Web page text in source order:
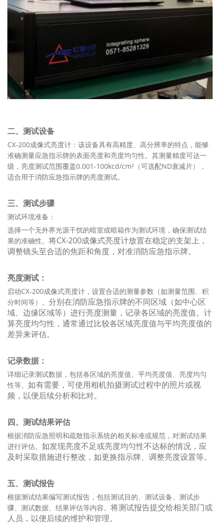
二、测试设备
CX-200成像式亮度计：该设备具有高精度、高分辨率的特点，能够
准确测量应急指示牌的表面亮度和亮度均匀性。其测量精度可达一
级，亮度测试范围覆盖0.001-100kcd/cm²（可选配ND衰减片），
适合用于消防应急指示牌的亮度测试。
三、测试步骤
测试环境准备：
选择一个无外界光源干扰的暗室或暗箱作为测试环境，确保测试结
果的准确性。 将CX-200成像式亮度计放置在稳定的支架上，
调整镜头至合适的焦距和角度，对准消防应急指示牌。
亮度测试：
启动CX-200成像式亮度计，设置合适的测量参数（如测量范围、积
分时间等）。 分别在消防应急指示牌的不同区域（如中心区
域、边缘区域等）进行亮度测量，记录各区域的亮度值。 计
算亮度均匀性，通常通过比较各区域亮度值与平均亮度值的
差异来评估。
记录数据：
详细记录测试数据，包括各区域的亮度值、平均亮度值、亮度均匀
性等。 如有需要，可使用相机拍摄测试过程中的照片或视
频，以便后续分析和比对。
四、测试结果评估
根据消防应急照明和疏散指示系统的相关标准或规范，对测试结果
进行评估。 如发现亮度不足或亮度均匀性不达标的情况，应
及时采取措施进行整改，如更换指示牌、调整亮度设置等。
五、测试报告
根据测试结果编写测试报告，包括测试目的、测试设备、测试步
骤、测试数据、结果评估等内容。 将测试报告提交给相关部门或
人员，以便后续的维护和管理。